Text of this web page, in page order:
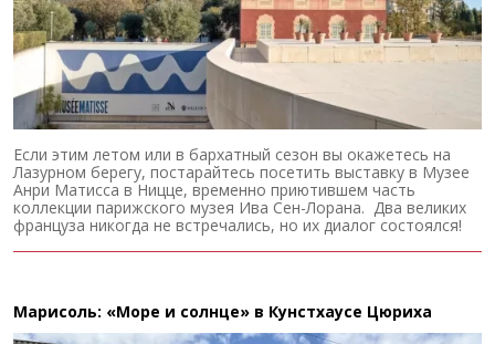
Если этим летом или в бархатный сезон вы окажетесь на
Лазурном берегу, постарайтесь посетить выставку в Музее
Анри Матисса в Ницце, временно приютившем часть
коллекции парижского музея Ива Сен-Лорана. Два великих
француза никогда не встречались, но их диалог состоялся!
Марисоль: «Море и солнце» в Кунстхаусе Цюриха